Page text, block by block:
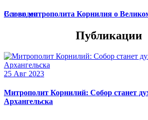
Слово митрополита Корнилия о
Все видео
Публикации
25 Авг 2023
Митрополит Корнилий: Собор станет
Архангельска